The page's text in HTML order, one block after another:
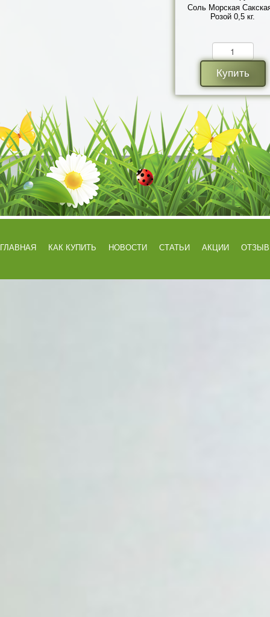
Соль Морская
Розой 0,5 кг.
Купить
ГЛАВНАЯ КАК КУПИТЬ НОВОСТИ СТАТЬИ АКЦИИ